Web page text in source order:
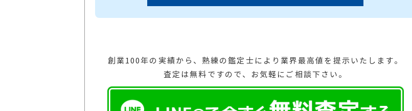
創業100年の実績から、熟練の鑑定士により業界最高値を提示いたします。
査定は無料ですので、お気軽にご相談下さい。